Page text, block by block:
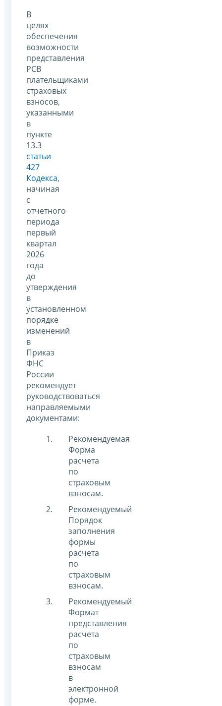
В
целях
обеспечения
возможности
представления
РСВ
плательщиками
страховых
взносов,
указанными
в
пункте
13.3
статьи
427
Кодекса,
начиная
с
отчетного
периода
первый
квартал
2026
года
до
утверждения
в
установленном
порядке
изменений
в
Приказ
ФНС
России
рекомендует
руководствоваться
направляемыми
документами:
Рекомендуемая
Форма
расчета
по
страховым
взносам.
Рекомендуемый
Порядок
заполнения
формы
расчета
по
страховым
взносам.
Рекомендуемый
Формат
представления
расчета
по
страховым
взносам
в
электронной
форме.